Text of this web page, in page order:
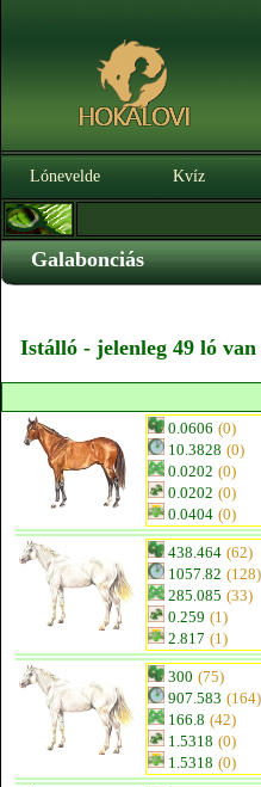
Lónevelde Kvíz
Galabonciás
Istálló - jelenleg 49 ló
0.0606 (0)
10.3828 (0)
0.0202 (0)
0.0202 (0)
0.0404 (0)
438.464 (62)
1057.82 (128)
285.085 (33)
0.259 (1)
2.817 (1)
300 (75)
907.583 (164)
166.8 (42)
1.5318 (0)
1.5318 (0)